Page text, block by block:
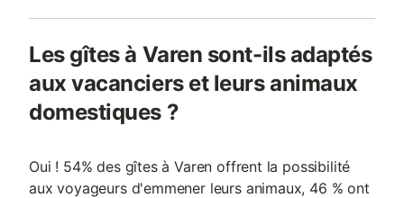
Les gîtes à Varen sont-ils adaptés
aux vacanciers et leurs animaux
domestiques ?
Oui ! 54% des gîtes à Varen offrent la possibilité
aux voyageurs d'emmener leurs animaux, 46 % ont